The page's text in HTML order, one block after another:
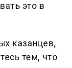
это в
казанцев,
тем, что